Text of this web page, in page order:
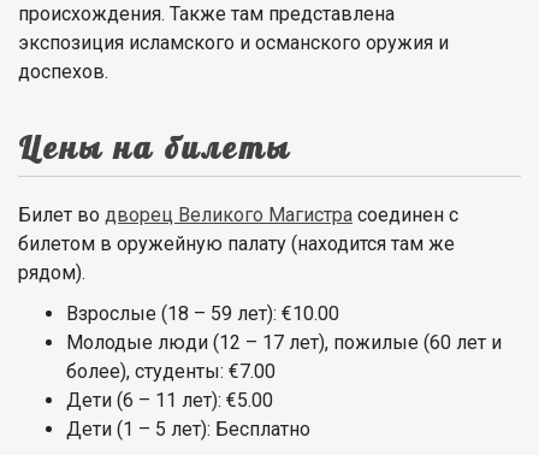
происхождения. Также там представлена
экспозиция исламского и османского оружия и
доспехов.
Цены на билеты
Билет во дворец Великого Магистра соединен с
билетом в оружейную палату (находится там же
рядом).
Взрослые (18 – 59 лет): €10.00
Молодые люди (12 – 17 лет), пожилые (60 лет и
более), студенты: €7.00
Дети (6 – 11 лет): €5.00
Дети (1 – 5 лет): Бесплатно